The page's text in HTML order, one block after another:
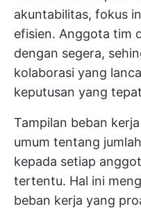
akuntabilitas, fokus
efisien. Anggota tim
dengan segera,
kolaborasi yang
keputusan yang
Tampilan beban
umum tentang
kepada setiap
tertentu. Hal ini
beban kerja yang